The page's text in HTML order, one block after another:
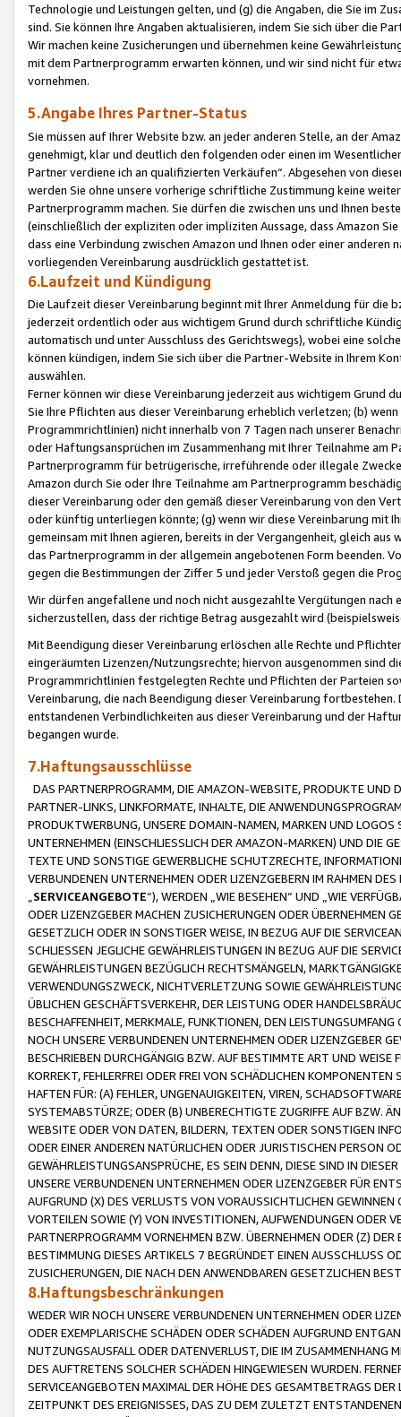
Technologie und Leistungen gelten, und (g) die Angaben, die Sie im
sind. Sie können Ihre Angaben aktualisieren, indem Sie sich über die
Wir machen keine Zusicherungen und übernehmen keine
mit dem Partnerprogramm erwarten können, und wir sind nicht für
vornehmen.
5.Angabe Ihres Partner-Status
Sie müssen auf Ihrer Website bzw. an jeder anderen Stelle, an der
genehmigt, klar und deutlich den folgenden oder einen im
Partner verdiene ich an qualifizierten Verkäufen“. Abgesehen von
werden Sie ohne unsere vorherige schriftliche Zustimmung keine
Partnerprogramm machen. Sie dürfen die zwischen uns und Ihnen
(einschließlich der expliziten oder impliziten Aussage, dass Amazon
dass eine Verbindung zwischen Amazon und Ihnen oder einer
vorliegenden Vereinbarung ausdrücklich gestattet ist.
6.Laufzeit und Kündigung
Die Laufzeit dieser Vereinbarung beginnt mit Ihrer Anmeldung für die
jederzeit ordentlich oder aus wichtigem Grund durch schriftliche
automatisch und unter Ausschluss des Gerichtswegs), wobei eine
können kündigen, indem Sie sich über die Partner-Website in Ihrem
auswählen.
Ferner können wir diese Vereinbarung jederzeit aus wichtigem Grund
Sie Ihre Pflichten aus dieser Vereinbarung erheblich verletzen; (b)
Programmrichtlinien) nicht innerhalb von 7 Tagen nach unserer
oder Haftungsansprüchen im Zusammenhang mit Ihrer Teilnahme am
Partnerprogramm für betrügerische, irreführende oder illegale
Amazon durch Sie oder Ihre Teilnahme am Partnerprogramm
dieser Vereinbarung oder den gemäß dieser Vereinbarung von den
oder künftig unterliegen könnte; (g) wenn wir diese Vereinbarung mit
gemeinsam mit Ihnen agieren, bereits in der Vergangenheit, gleich
das Partnerprogramm in der allgemein angebotenen Form beenden.
gegen die Bestimmungen der Ziffer 5 und jeder Verstoß gegen die
Wir dürfen angefallene und noch nicht ausgezahlte Vergütungen
sicherzustellen, dass der richtige Betrag ausgezahlt wird
Mit Beendigung dieser Vereinbarung erlöschen alle Rechte und
eingeräumten Lizenzen/Nutzungsrechte; hiervon ausgenommen sind
Programmrichtlinien festgelegten Rechte und Pflichten der Parteien
Vereinbarung, die nach Beendigung dieser Vereinbarung
entstandenen Verbindlichkeiten aus dieser Vereinbarung und der
begangen wurde.
7.Haftungsausschlüsse
DAS PARTNERPROGRAMM, DIE AMAZON-WEBSITE, PRODUKTE UND
PARTNER-LINKS, LINKFORMATE, INHALTE, DIE
PRODUKTWERBUNG, UNSERE DOMAIN-NAMEN, MARKEN UND
UNTERNEHMEN (EINSCHLIESSLICH DER AMAZON-MARKEN) UND DIE
TEXTE UND SONSTIGE GEWERBLICHE SCHUTZRECHTE,
VERBUNDENEN UNTERNEHMEN ODER LIZENZGEBERN IM RAHMEN
SERVICEANGEBOTE“), WERDEN „WIE BESEHEN“ UND „WIE
ODER LIZENZGEBER MACHEN ZUSICHERUNGEN ODER ÜBERNEHMEN
GESETZLICH ODER IN SONSTIGER WEISE, IN BEZUG AUF DIE
SCHLIESSEN JEGLICHE GEWÄHRLEISTUNGEN IN BEZUG AUF DIE
GEWÄHRLEISTUNGEN BEZÜGLICH RECHTSMÄNGELN,
VERWENDUNGSZWECK, NICHTVERLETZUNG SOWIE
ÜBLICHEN GESCHÄFTSVERKEHR, DER LEISTUNG ODER
BESCHAFFENHEIT, MERKMALE, FUNKTIONEN, DEN
NOCH UNSERE VERBUNDENEN UNTERNEHMEN ODER LIZENZGEBER
BESCHRIEBEN DURCHGÄNGIG BZW. AUF BESTIMMTE ART UND
KORREKT, FEHLERFREI ODER FREI VON SCHÄDLICHEN
HAFTEN FÜR: (A) FEHLER, UNGENAUIGKEITEN, VIREN,
SYSTEMABSTÜRZE; ODER (B) UNBERECHTIGTE ZUGRIFFE AUF BZW.
WEBSITE ODER VON DATEN, BILDERN, TEXTEN ODER SONSTIGEN
ODER EINER ANDEREN NATÜRLICHEN ODER JURISTISCHEN PERSON
GEWÄHRLEISTUNGSANSPRÜCHE, ES SEIN DENN, DIESE SIND IN
UNSERE VERBUNDENEN UNTERNEHMEN ODER LIZENZGEBER FÜR
AUFGRUND (X) DES VERLUSTS VON VORAUSSICHTLICHEN
VORTEILEN SOWIE (Y) VON INVESTITIONEN, AUFWENDUNGEN ODER
PARTNERPROGRAMM VORNEHMEN BZW. ÜBERNEHMEN ODER (Z)
BESTIMMUNG DIESES ARTIKELS 7 BEGRÜNDET EINEN AUSSCHLUSS
ZUSICHERUNGEN, DIE NACH DEN ANWENDBAREN GESETZLICHEN
8.Haftungsbeschränkungen
WEDER WIR NOCH UNSERE VERBUNDENEN UNTERNEHMEN ODER
ODER EXEMPLARISCHE SCHÄDEN ODER SCHÄDEN AUFGRUND
NUTZUNGSAUSFALL ODER DATENVERLUST, DIE IM ZUSAMMENHANG
DES AUFTRETENS SOLCHER SCHÄDEN HINGEWIESEN WURDEN.
SERVICEANGEBOTEN MAXIMAL DER HÖHE DES GESAMTBETRAGS
ZEITPUNKT DES EREIGNISSES, DAS ZU DEM ZULETZT